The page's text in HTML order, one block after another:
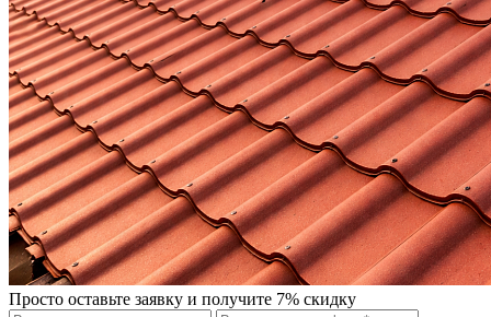
Просто оставьте заявку и получите 7% скидку